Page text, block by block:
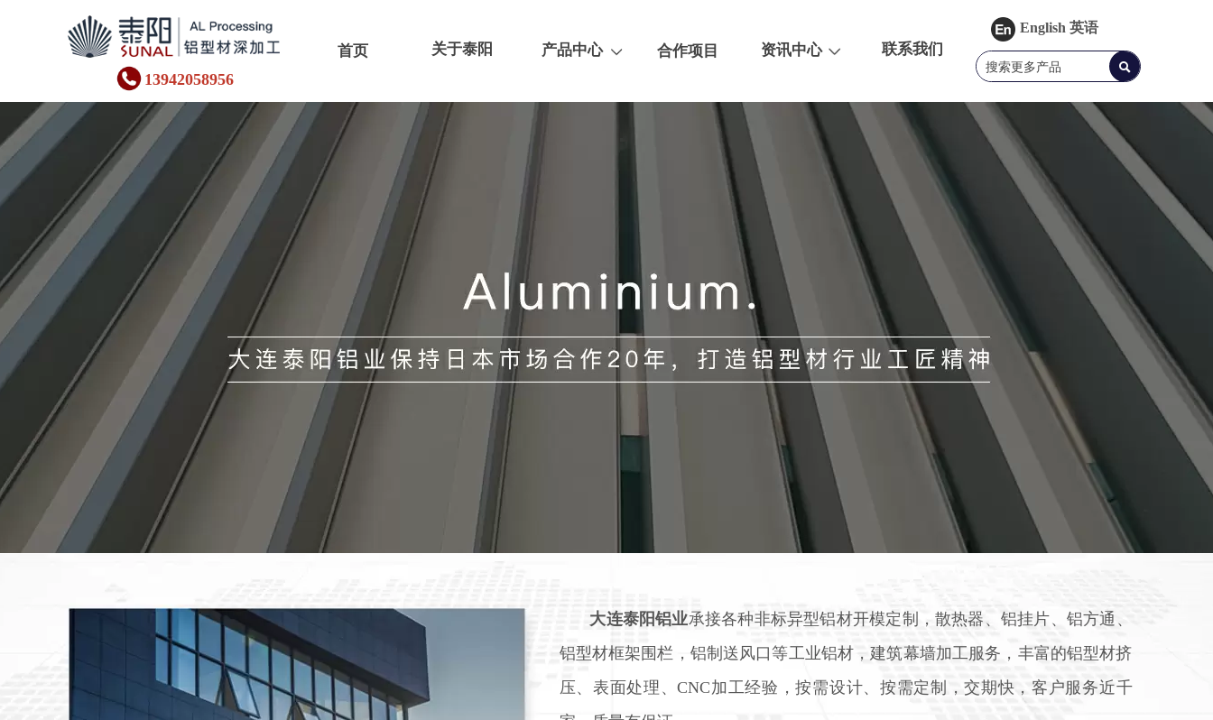
13942058956
产品中心 资讯中心 联系我们
关于泰阳
首页 合作项目

English 英语
大连泰阳铝业承接各种非标异型铝材开模定制，散热器、铝挂片、铝方通、
铝型材框架围栏，铝制送风口等工业铝材，建筑幕墙加工服务，丰富的铝型材挤
压、表面处理、CNC加工经验，按需设计、按需定制，交期快，客户服务近千